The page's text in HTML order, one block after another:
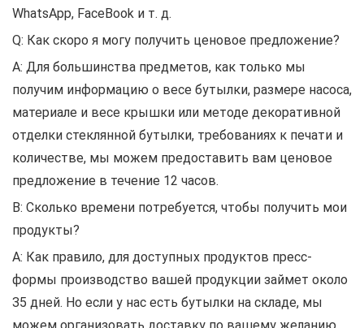
WhatsApp, FaceBook и т. д.
Q: Как скоро я могу получить ценовое предложение?
A: Для большинства предметов, как только мы
получим информацию о весе бутылки, размере насоса,
материале и весе крышки или методе декоративной
отделки стеклянной бутылки, требованиях к печати и
количестве, мы можем предоставить вам ценовое
предложение в течение 12 часов.
В: Сколько времени потребуется, чтобы получить мои
продукты?
A: Как правило, для доступных продуктов пресс-
формы производство вашей продукции займет около
35 дней. Но если у нас есть бутылки на складе, мы